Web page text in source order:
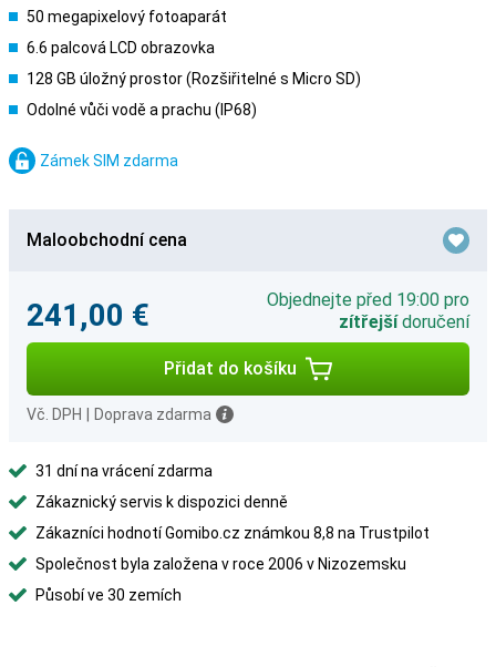
50 megapixelový fotoaparát
6.6 palcová LCD obrazovka
128 GB úložný prostor (Rozšiřitelné s Micro SD)
Odolné vůči vodě a prachu (IP68)
Zámek SIM zdarma
Maloobchodní cena
241,00 €
Objednejte před 19:00 pro
zítřejšídoručení
Přidat do košíku
Vč. DPH Doprava zdarma
31 dní na vrácení zdarma
Zákaznický servis k dispozici denně
Zákazníci hodnotí Gomibo.cz známkou 8,8 na Trustpilot
Společnost byla založena v roce 2006 v Nizozemsku
Působí ve 30 zemích